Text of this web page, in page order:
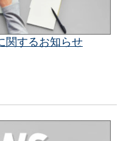
関するお知らせ